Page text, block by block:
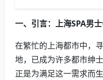
一、引言：上海SPA男
在繁忙的上海都市中，
地，已成为许多都市绅
正是为满足这一需求而